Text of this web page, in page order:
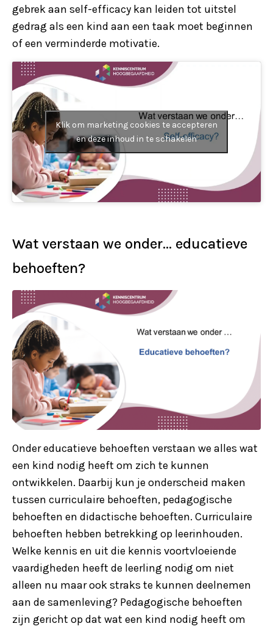
gebrek aan self-efficacy kan leiden tot uitstel
gedrag als een kind aan een taak moet beginnen
of een verminderde motivatie.
Klik om marketing cookies te accepteren
en deze inhoud in te schakelen
Wat verstaan we onder… educatieve
behoeften?
Onder educatieve behoeften verstaan we alles wat
een kind nodig heeft om zich te kunnen
ontwikkelen. Daarbij kun je onderscheid maken
tussen curriculaire behoeften, pedagogische
behoeften en didactische behoeften. Curriculaire
behoeften hebben betrekking op leerinhouden.
Welke kennis en uit die kennis voortvloeiende
vaardigheden heeft de leerling nodig om niet
alleen nu maar ook straks te kunnen deelnemen
aan de samenleving? Pedagogische behoeften
zijn gericht op dat wat een kind nodig heeft om